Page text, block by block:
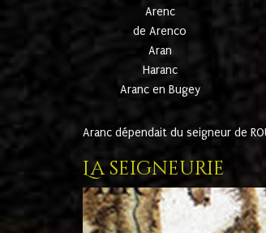
Arenc
de Arenco
Aran
Haranc
Aranc en Bugey
Aranc dépendait du seigneur de
La seigneurie